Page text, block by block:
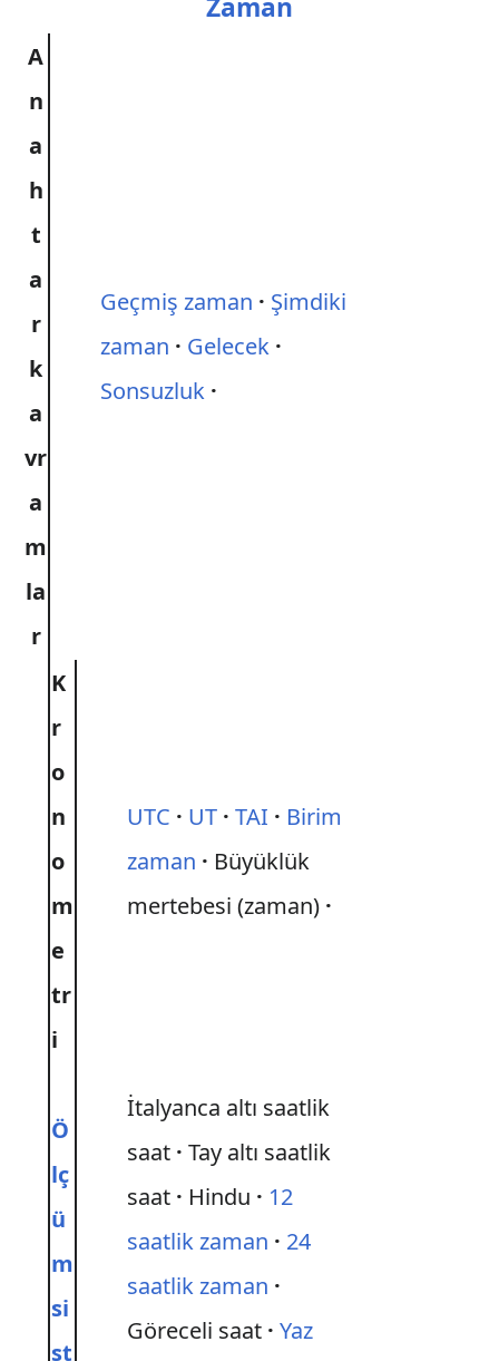
Zaman
A
n
a
h
t
a
r
k
a
vr
a
m
la
r
Geçmiş zaman
Şimdiki
zaman
Gelecek
Sonsuzluk
K
r
o
n
o
m
e
tr
i
UTC UT TAI
Birim
zaman
Büyüklük
mertebesi (zaman)
Ö
lç
ü
m
si
st
İtalyanca altı saatlik
saat Tay altı saatlik
saat
Hindu
12
saatlik zaman
24
saatlik zaman
Göreceli saat Yaz